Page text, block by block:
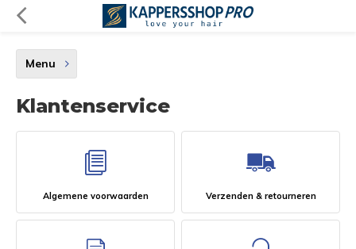
Menu
Klantenservice
Algemene voorwaarden Verzenden & retourneren